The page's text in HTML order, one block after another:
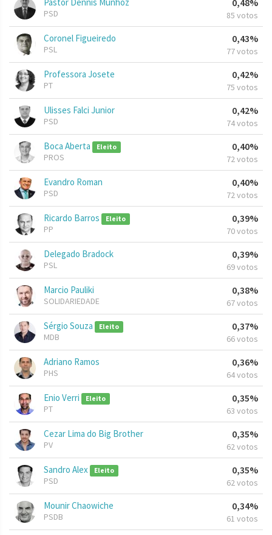
PSD
0,48%
85 votos
Coronel Figueiredo
PSL
0,43%
77 votos
Professora Josete
PT
0,42%
75 votos
Ulisses Falci Junior
PSD
0,42%
74 votos
Boca Aberta Eleito
PROS
0,40%
72 votos
Evandro Roman
PSD
0,40%
72 votos
Ricardo Barros Eleito
PP
0,39%
70 votos
Delegado Bradock
PSL
0,39%
69 votos
Marcio Pauliki
SOLIDARIEDADE
0,38%
67 votos
Sérgio Souza Eleito
MDB
0,37%
66 votos
Adriano Ramos
PHS
0,36%
64 votos
Enio Verri Eleito
PT
0,35%
63 votos
Cezar Lima do Big Brother
PV
0,35%
62 votos
Sandro Alex Eleito
PSD
0,35%
62 votos
Mounir Chaowiche
PSDB
0,34%
61 votos